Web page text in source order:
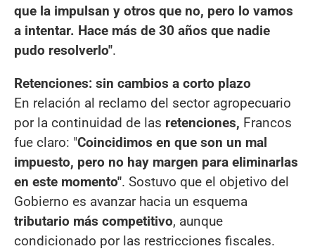
que la impulsan y otros que no, pero lo vamos
a intentar. Hace más de 30 años que nadie
pudo resolverlo".
Retenciones: sin cambios a corto plazo
En relación al reclamo del sector agropecuario
por la continuidad de las retenciones, Francos
fue claro: "Coincidimos en que son un mal
impuesto, pero no hay margen para eliminarlas
en este momento". Sostuvo que el objetivo del
Gobierno es avanzar hacia un esquema
tributario más competitivo, aunque
condicionado por las restricciones fiscales.